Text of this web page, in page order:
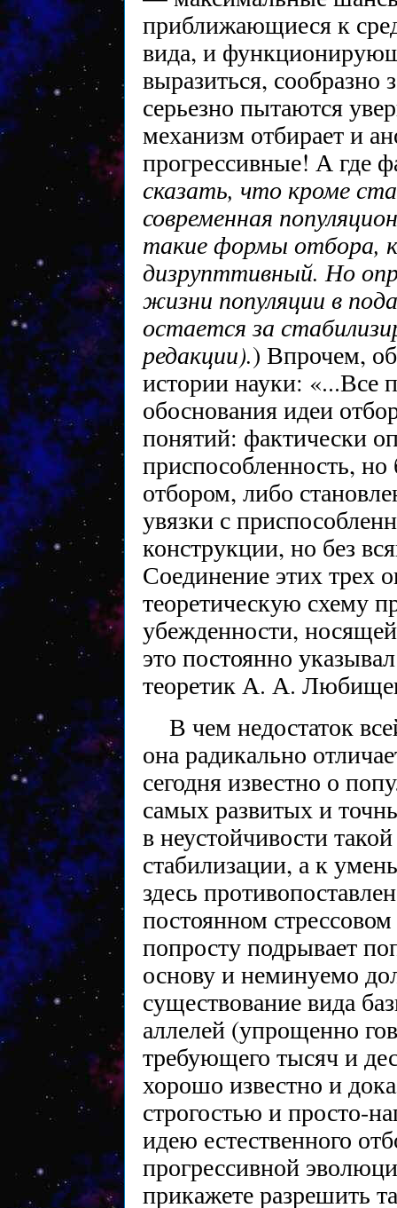
приближающиеся к
вида, и
выразиться,
серьезно пытаются
механизм отбирает и
прогрессивные! А где
сказать, что кроме
современная
такие формы отбора,
дизрупттивный. Но
жизни популяции в
остается за
редакции).) Впрочем,
истории науки: «...Все
обоснования идеи
понятий: фактически
приспособленность,
отбором, либо
увязки с
конструкции, но без
Соединение этих трех
теоретическую схему
убежденности,
это постоянно
теоретик А. А.
В чем недостаток
она радикально
сегодня известно о
самых развитых и
в неустойчивости
стабилизации, а к
здесь
постоянном
попросту подрывает
основу и неминуемо
существование вида
аллелей (упрощенно
требующего тысяч и
хорошо известно и
строгостью и просто-
идею естественного
прогрессивной
прикажете разрешить